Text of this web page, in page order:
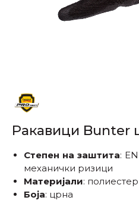
Ракавици Bunter
Степен на заштита:
механички ризици
Материјали:
Боја: црна